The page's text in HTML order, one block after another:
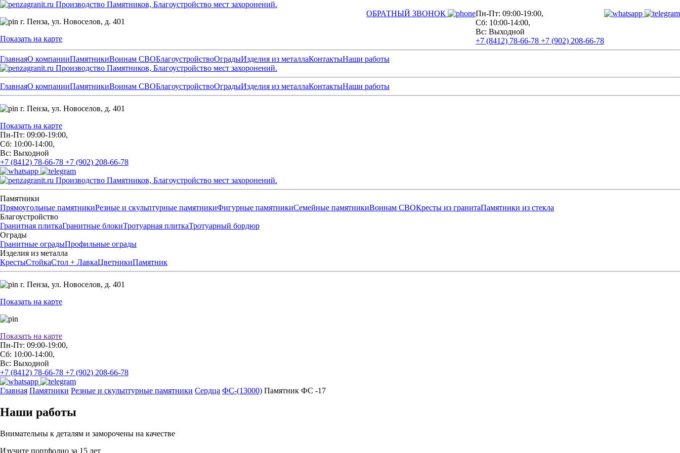
Производство Памятников, Благоустройство мест захоронений.
г. Пенза, ул. Новоселов, д. 401
Показать на карте
ОБРАТНЫЙ ЗВОНОК
Пн-Пт: 09:00-19:00,
Сб: 10:00-14:00,
Вс: Выходной
+7 (8412) 78-66-78 +7 (902) 208-66-78
ГлавнаяО компанииПамятникиВоинам СВОБлагоустройствоОградыИзделия из металлаКонтактыНаши работы
Производство Памятников, Благоустройство мест захоронений.
ГлавнаяО компанииПамятникиВоинам СВОБлагоустройствоОградыИзделия из металлаКонтактыНаши работы
г. Пенза, ул. Новоселов, д. 401
Показать на карте
Пн-Пт: 09:00-19:00,
Сб: 10:00-14:00,
Вс: Выходной
+7 (8412) 78-66-78 +7 (902) 208-66-78
Производство Памятников, Благоустройство мест захоронений.
Памятники
Прямоугольные памятникиРезные и скульптурные памятникиФигурные памятникиСемейные памятникиВоинам СВОКресты из гранитаПамятники из стекла
Благоустройство
Гранитная плиткаГранитные блокиТротуарная плиткаТротуарный бордюр
Ограды
Гранитные оградыПрофильные ограды
Изделия из металла
КрестыСтойкаСтол + ЛавкаЦветникиПамятник
г. Пенза, ул. Новоселов, д. 401
Показать на карте
Показать на карте
Пн-Пт: 09:00-19:00,
Сб: 10:00-14:00,
Вс: Выходной
+7 (8412) 78-66-78 +7 (902) 208-66-78
Главная Памятники Резные и скульптурные памятники Сердца ФС-(13000) Памятник ФС -17
Наши работы
Внимательны к деталям и заморочены на качестве
Изучите портфолио за 15 лет